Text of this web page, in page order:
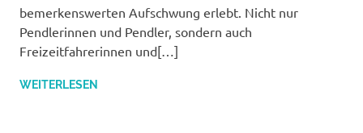
bemerkenswerten Aufschwung erlebt. Nicht nur
Pendlerinnen und Pendler, sondern auch
Freizeitfahrerinnen und[…]
WEITERLESEN